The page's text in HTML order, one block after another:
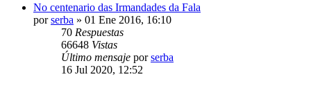
No centenario das Irmandades da Fala
porserba » 01 Ene 2016, 16:10
70 Respuestas
66648 Vistas
Último mensaje porserba
16 Jul 2020, 12:52